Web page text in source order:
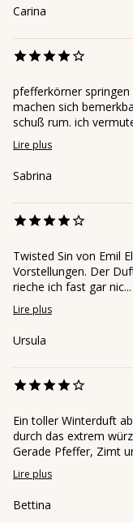
Carina
pfefferkörner
machen sich
schuß rum. ich
Lire plus
Sabrina
Twisted Sin von Emil
Vorstellungen. Der
rieche ich fast gar nic...
Lire plus
Ursula
Ein toller Winterduft
durch das extrem
Gerade Pfeffer, Zimt
Lire plus
Bettina